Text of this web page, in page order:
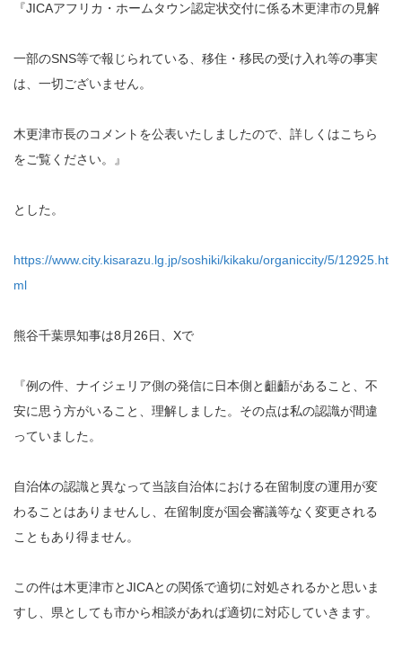
『JICAアフリカ・ホームタウン認定状交付に係る木更津市の見解
一部のSNS等で報じられている、移住・移民の受け入れ等の事実
は、一切ございません。
木更津市長のコメントを公表いたしましたので、詳しくはこちら
をご覧ください。』
とした。
https://www.city.kisarazu.lg.jp/soshiki/kikaku/organiccity/5/12925.ht
ml
熊谷千葉県知事は8月26日、Xで
『例の件、ナイジェリア側の発信に日本側と齟齬があること、不
安に思う方がいること、理解しました。その点は私の認識が間違
っていました。
自治体の認識と異なって当該自治体における在留制度の運用が変
わることはありませんし、在留制度が国会審議等なく変更される
こともあり得ません。
この件は木更津市とJICAとの関係で適切に対処されるかと思いま
すし、県としても市から相談があれば適切に対応していきます。